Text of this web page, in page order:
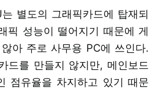
별도의 그래픽카드에 탑재되
픽 성능이 떨어지기 때문에 게
아 주로 사무용 PC에 쓰인다.
드를 만들지 않지만, 메인보드
점유율을 차지하고 있기 때문